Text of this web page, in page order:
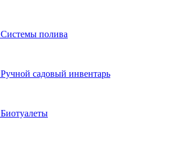
Системы полива
Ручной садовый инвентарь
Биотуалеты